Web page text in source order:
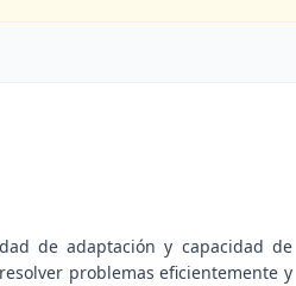
de adaptación y capacidad de
problemas eficientemente y